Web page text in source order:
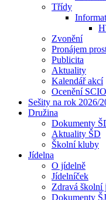
Třídy
Zvonění
Pronájem
Publicita
Aktuality
Kalendář akcí
Ocenění SCIO
Sešity na rok 2026/
Družina
Dokumenty
Aktuality ŠD
Školní kluby
Jídelna
O jídelně
Jídelníček
Zdravá školní
Dokumenty ŠJ